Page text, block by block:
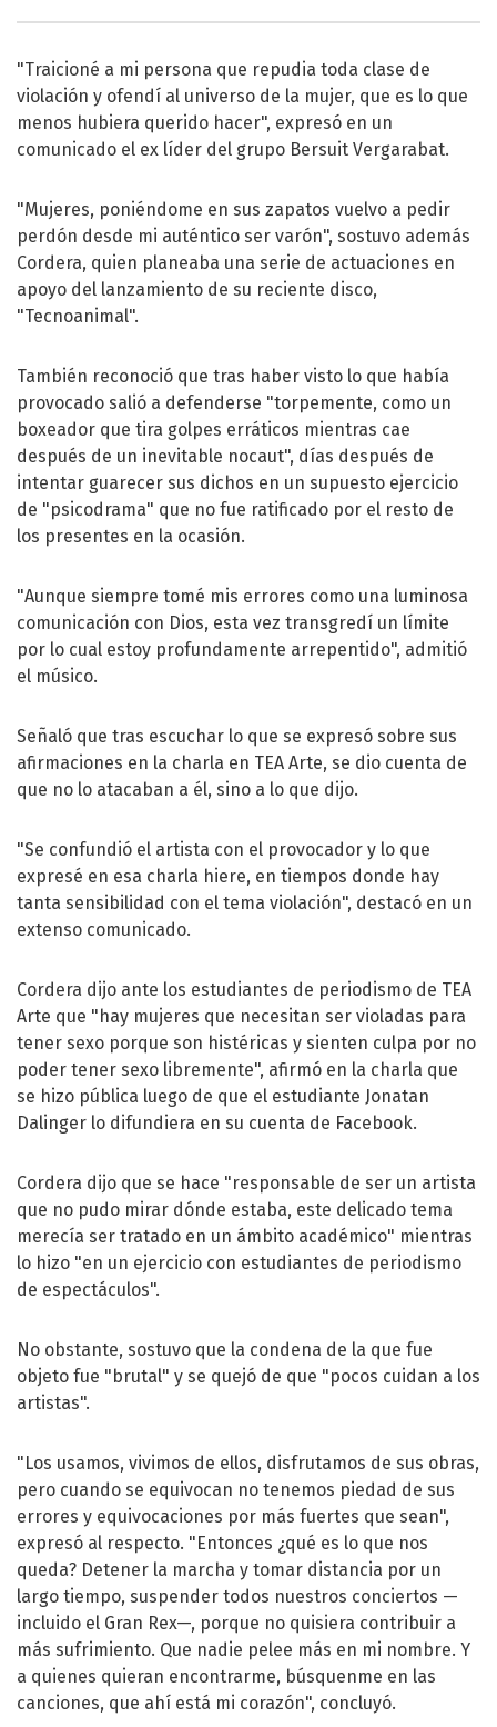
"Traicioné a mi persona que repudia toda clase de
violación y ofendí al universo de la mujer, que es lo que
menos hubiera querido hacer", expresó en un
comunicado el ex líder del grupo Bersuit Vergarabat.
"Mujeres, poniéndome en sus zapatos vuelvo a pedir
perdón desde mi auténtico ser varón", sostuvo además
Cordera, quien planeaba una serie de actuaciones en
apoyo del lanzamiento de su reciente disco,
"Tecnoanimal".
También reconoció que tras haber visto lo que había
provocado salió a defenderse "torpemente, como un
boxeador que tira golpes erráticos mientras cae
después de un inevitable nocaut", días después de
intentar guarecer sus dichos en un supuesto ejercicio
de "psicodrama" que no fue ratificado por el resto de
los presentes en la ocasión.
"Aunque siempre tomé mis errores como una luminosa
comunicación con Dios, esta vez transgredí un límite
por lo cual estoy profundamente arrepentido", admitió
el músico.
Señaló que tras escuchar lo que se expresó sobre sus
afirmaciones en la charla en TEA Arte, se dio cuenta de
que no lo atacaban a él, sino a lo que dijo.
"Se confundió el artista con el provocador y lo que
expresé en esa charla hiere, en tiempos donde hay
tanta sensibilidad con el tema violación", destacó en un
extenso comunicado.
Cordera dijo ante los estudiantes de periodismo de TEA
Arte que "hay mujeres que necesitan ser violadas para
tener sexo porque son histéricas y sienten culpa por no
poder tener sexo libremente", afirmó en la charla que
se hizo pública luego de que el estudiante Jonatan
Dalinger lo difundiera en su cuenta de Facebook.
Cordera dijo que se hace "responsable de ser un artista
que no pudo mirar dónde estaba, este delicado tema
merecía ser tratado en un ámbito académico" mientras
lo hizo "en un ejercicio con estudiantes de periodismo
de espectáculos".
No obstante, sostuvo que la condena de la que fue
objeto fue "brutal" y se quejó de que "pocos cuidan a los
artistas".
"Los usamos, vivimos de ellos, disfrutamos de sus obras,
pero cuando se equivocan no tenemos piedad de sus
errores y equivocaciones por más fuertes que sean",
expresó al respecto. "Entonces ¿qué es lo que nos
queda? Detener la marcha y tomar distancia por un
largo tiempo, suspender todos nuestros conciertos —
incluido el Gran Rex—, porque no quisiera contribuir a
más sufrimiento. Que nadie pelee más en mi nombre. Y
a quienes quieran encontrarme, búsquenme en las
canciones, que ahí está mi corazón", concluyó.